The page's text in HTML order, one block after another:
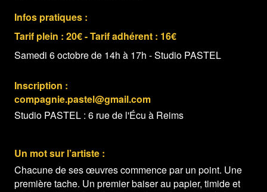
Infos pratiques :
Tarif plein : 20€ - Tarif adhérent : 16€
Samedi 6 octobre de 14h à 17h - Studio PASTEL
Inscription :
compagnie.pastel@gmail.com
Studio PASTEL : 6 rue de l'Écu à Reims
Un mot sur l’artiste :
Chacune de ses œuvres commence par un point. Une
première tache. Un premier baiser au papier, timide et